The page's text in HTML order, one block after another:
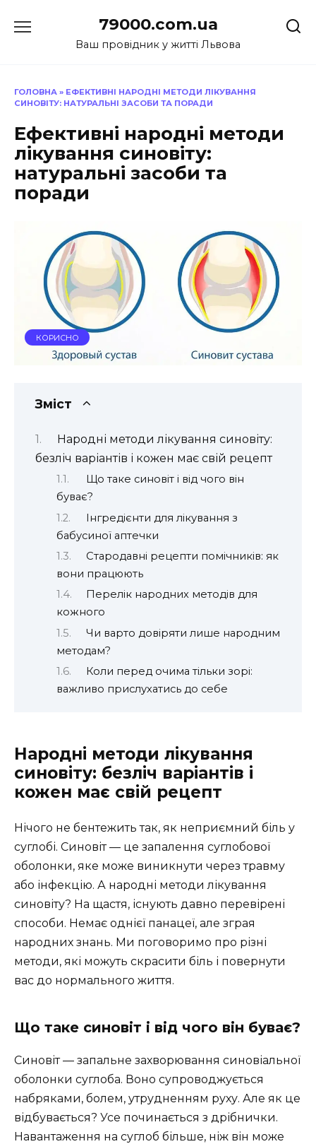
до
79000.com.ua
Ваш провідник у житті Львова
ГОЛОВНА » ЕФЕКТИВНІ НАРОДНІ МЕТОДИ ЛІКУВАННЯ
СИНОВІТУ: НАТУРАЛЬНІ ЗАСОБИ ТА ПОРАДИ
Ефективні народні методи
лікування синовіту:
натуральні засоби та
поради
КОРИСНО
Зміст
Народні методи лікування синовіту:
безліч варіантів і кожен має свій рецепт
Що таке синовіт і від чого він
буває?
Інгредієнти для лікування з
бабусиної аптечки
Стародавні рецепти помічників: як
вони працюють
Перелік народних методів для
кожного
Чи варто довіряти лише народним
методам?
Коли перед очима тільки зорі:
важливо прислухатись до себе
Народні методи лікування
синовіту: безліч варіантів і
кожен має свій рецепт
Нічого не бентежить так, як неприємний біль у
суглобі. Синовіт — це запалення суглобової
оболонки, яке може виникнути через травму
або інфекцію. А народні методи лікування
синовіту? На щастя, існують давно перевірені
способи. Немає однієї панацеї, але зграя
народних знань. Ми поговоримо про різні
методи, які можуть скрасити біль і повернути
вас до нормального життя.
Що таке синовіт і від чого він буває?
Синовіт — запальне захворювання синовіальної
оболонки суглоба. Воно супроводжується
набряками, болем, утрудненням руху. Але як це
відбувається? Усе починається з дрібнички.
Навантаження на суглоб більше, ніж він може